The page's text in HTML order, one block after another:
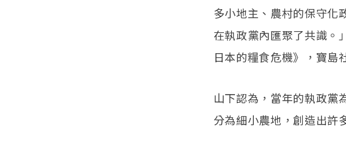
多小地主、農村的保守化
在執政黨內匯聚了共識。
日本的糧食危機》，寶島
山下認為，當年的執政黨
分為細小農地，創造出許